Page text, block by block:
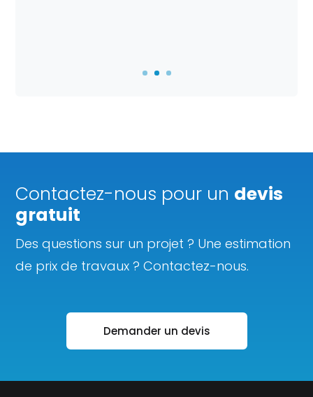
Contactez-nous pour un devis
gratuit
Des questions sur un projet ? Une estimation
de prix de travaux ? Contactez-nous.
Demander un devis